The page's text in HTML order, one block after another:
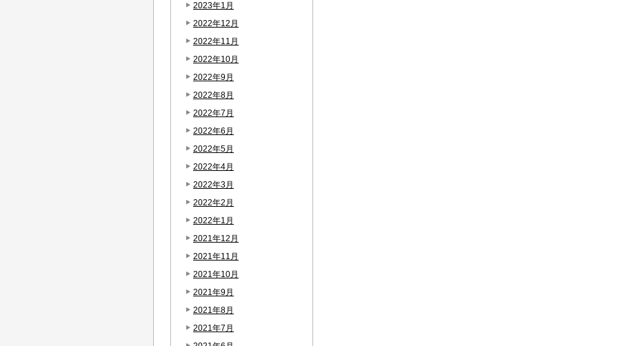
2023年1月
2022年12月
2022年11月
2022年10月
2022年9月
2022年8月
2022年7月
2022年6月
2022年5月
2022年4月
2022年3月
2022年2月
2022年1月
2021年12月
2021年11月
2021年10月
2021年9月
2021年8月
2021年7月